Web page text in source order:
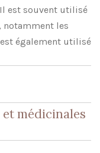
est souvent utilisé
notamment les
également utilisé
médicinales